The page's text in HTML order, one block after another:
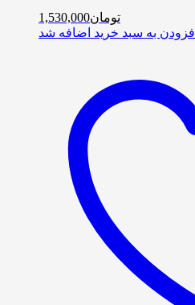
تومان1,530,000
افزودن به سبد خرید اضافه شد